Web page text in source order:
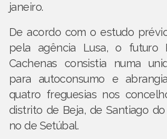
janeiro.
De acordo com o estudo
pela agência Lusa, o futuro
Cachenas consistia numa
para autoconsumo e
quatro freguesias nos
distrito de Beja, de Santiago
no de Setúbal.